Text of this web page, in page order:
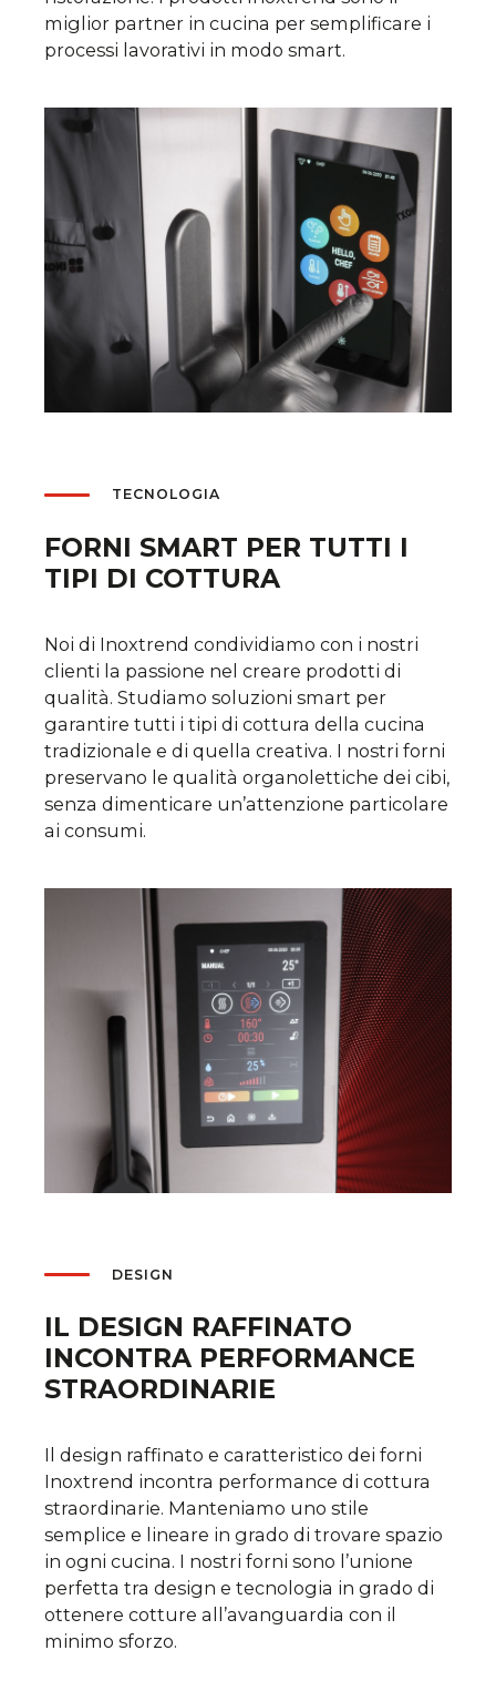
miglior partner in cucina per semplificare i
processi lavorativi in modo smart.
TECNOLOGIA
FORNI SMART PER TUTTI I
TIPI DI COTTURA
Noi di Inoxtrend condividiamo con i nostri
clienti la passione nel creare prodotti di
qualità. Studiamo soluzioni smart per
garantire tutti i tipi di cottura della cucina
tradizionale e di quella creativa. I nostri forni
preservano le qualità organolettiche dei cibi,
senza dimenticare un’attenzione particolare
ai consumi.
DESIGN
IL DESIGN RAFFINATO
INCONTRA PERFORMANCE
STRAORDINARIE
Il design raffinato e caratteristico dei forni
Inoxtrend incontra performance di cottura
straordinarie. Manteniamo uno stile
semplice e lineare in grado di trovare spazio
in ogni cucina. I nostri forni sono l’unione
perfetta tra design e tecnologia in grado di
ottenere cotture all’avanguardia con il
minimo sforzo.